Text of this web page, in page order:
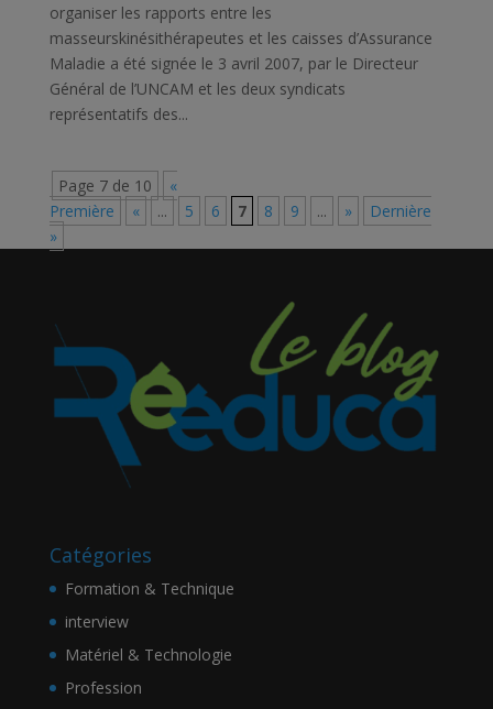
organiser les rapports entre les
masseurskinésithérapeutes et les caisses d’Assurance
Maladie a été signée le 3 avril 2007, par le Directeur
Général de l’UNCAM et les deux syndicats
représentatifs des...
Page 7 de 10
«
Première
« ... 5 6 7 8 9 ... »
Dernière
»
Catégories
Formation & Technique
interview
Matériel & Technologie
Profession